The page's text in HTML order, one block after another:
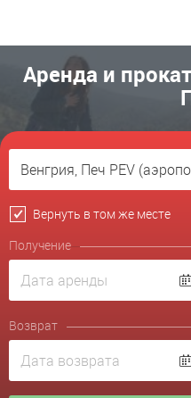
Аренда и
Вернуть в том же месте
Получение
Возврат